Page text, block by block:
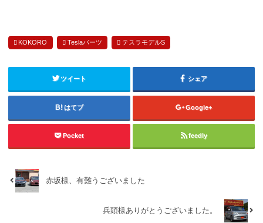
KOKORO Teslaパーツ テスラモデルS
ツイート シェア
はてブ Google+
Pocket feedly
赤坂様、有難うございました
兵頭様ありがとうございました。